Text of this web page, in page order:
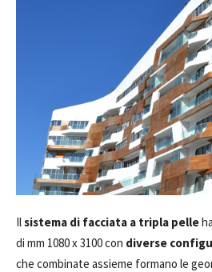
Ilsistema di facciata a tripla pelle
di mm 1080 x 3100 con diverse
che combinate assieme formano le